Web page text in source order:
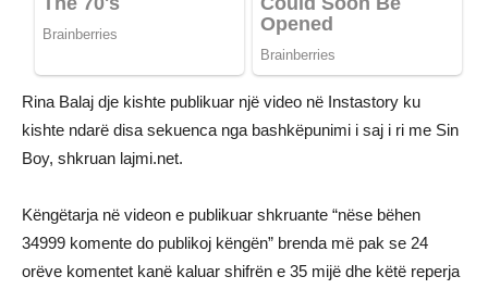
Rina Balaj dje kishte publikuar një video në Instastory ku
kishte ndarë disa sekuenca nga bashkëpunimi i saj i ri me Sin
Boy, shkruan lajmi.net.
Këngëtarja në videon e publikuar shkruante “nëse bëhen
34999 komente do publikoj këngën” brenda më pak se 24
orëve komentet kanë kaluar shifrën e 35 mijë dhe këtë reperja